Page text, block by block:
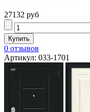
27132 руб
0 отзывов
Артикул: 033-1701